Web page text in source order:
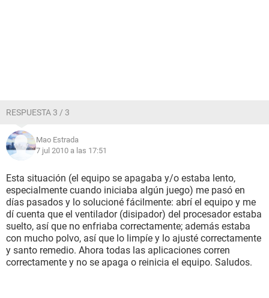
RESPUESTA 3 / 3
Mao Estrada
7 jul 2010 a las 17:51
Esta situación (el equipo se apagaba y/o estaba lento,
especialmente cuando iniciaba algún juego) me pasó en
días pasados y lo solucioné fácilmente: abrí el equipo y me
dí cuenta que el ventilador (disipador) del procesador estaba
suelto, así que no enfriaba correctamente; además estaba
con mucho polvo, así que lo limpíe y lo ajusté correctamente
y santo remedio. Ahora todas las aplicaciones corren
correctamente y no se apaga o reinicia el equipo. Saludos.